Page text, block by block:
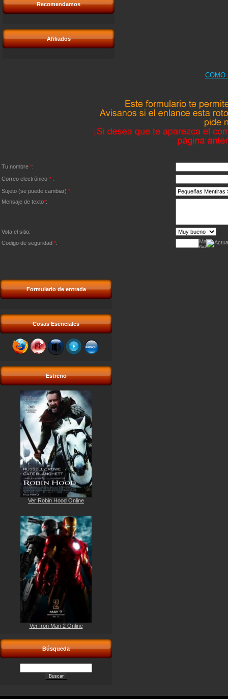
Recomendamos
Afiliados
COMO
Tu nombre *:
Correo electrónico * :
Sujeto (se puede cambiar) *:
Mensaje de texto*:
Vota el sitio:
Codigo de seguridad *:
Formulario de entrada
Cosas Esenciales
Estreno
Ver Robin Hood Online
Ver Iron Man 2 Online
Búsqueda